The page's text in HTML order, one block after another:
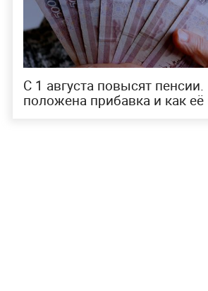
С 1 августа повысят
положена прибавка и как её